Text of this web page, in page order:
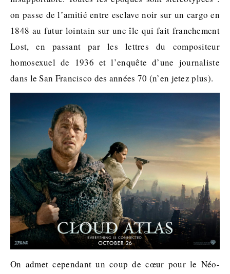
on passe de l’amitié entre esclave noir sur un cargo en
1848 au futur lointain sur une île qui fait franchement
Lost, en passant par les lettres du compositeur
homosexuel de 1936 et l’enquête d’une journaliste
dans le San Francisco des années 70 (n’en jetez plus).
On admet cependant un coup de cœur pour le Néo-